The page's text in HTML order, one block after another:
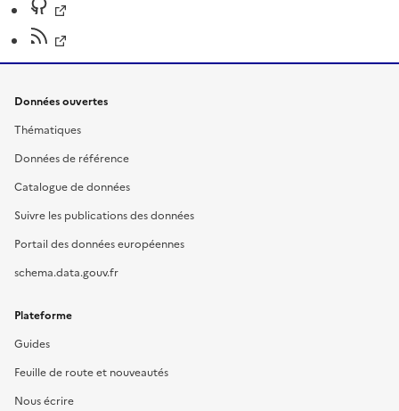
Données ouvertes
Thématiques
Données de référence
Catalogue de données
Suivre les publications des données
Portail des données européennes
schema.data.gouv.fr
Plateforme
Guides
Feuille de route et nouveautés
Nous écrire